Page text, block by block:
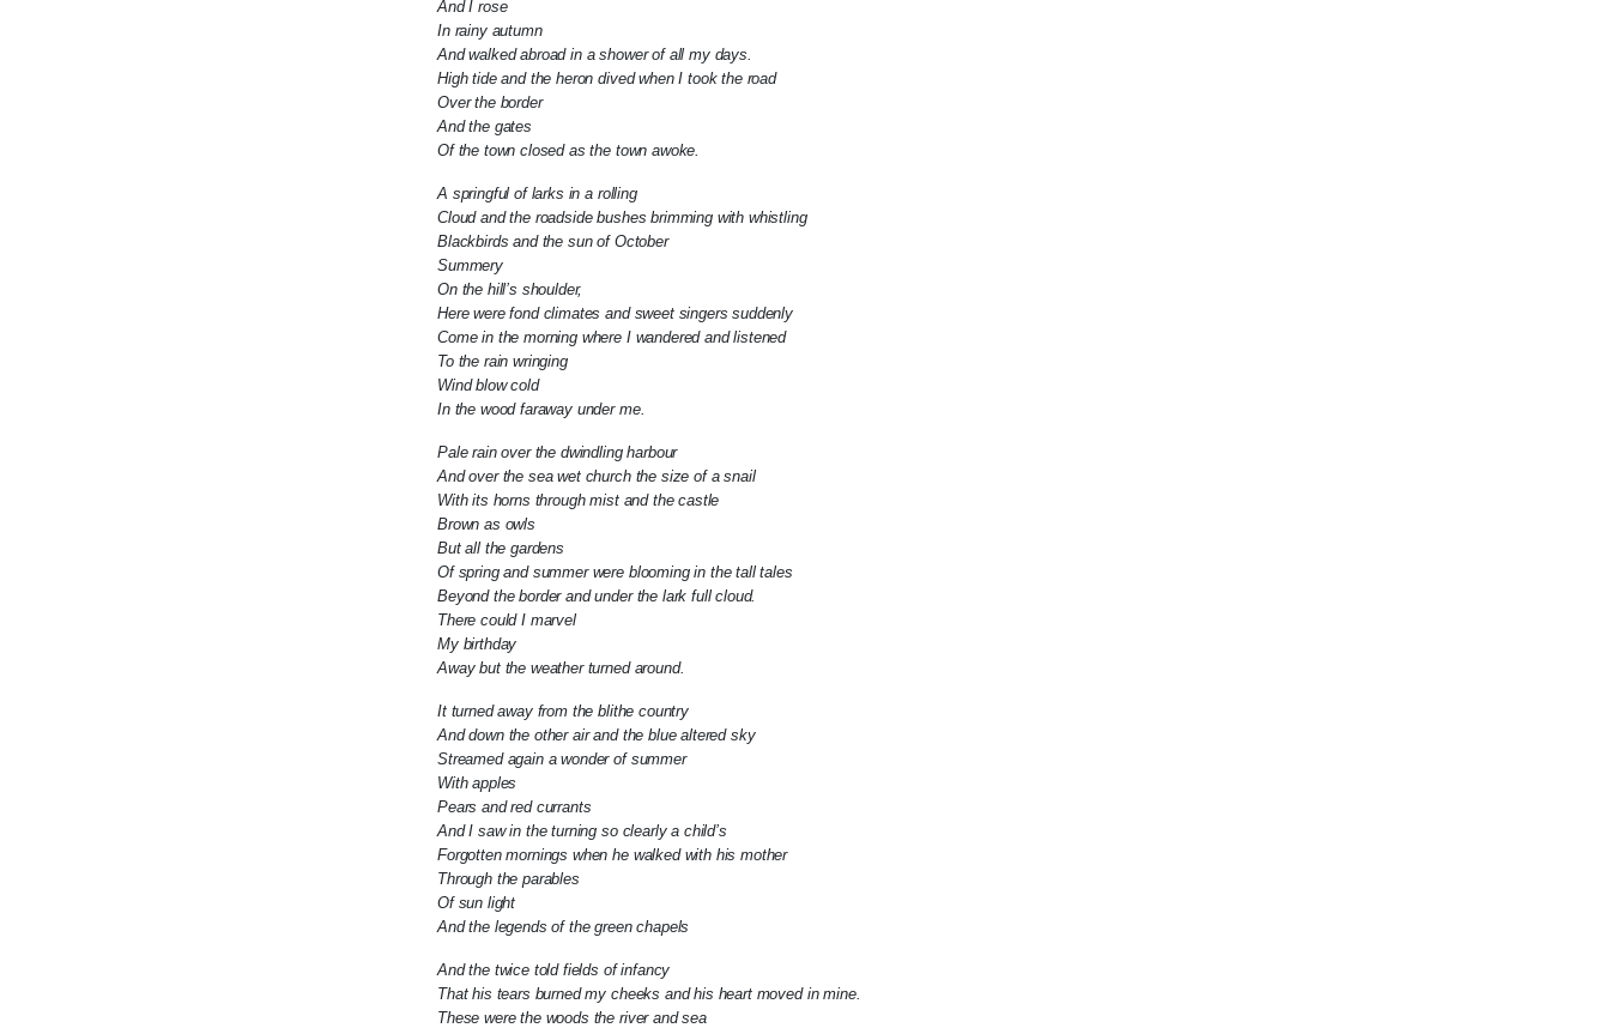
And I rose
In rainy autumn
And walked abroad in a shower of all my days.
High tide and the heron dived when I took the road
Over the border
And the gates
Of the town closed as the town awoke.
A springful of larks in a rolling
Cloud and the roadside bushes brimming with whistling
Blackbirds and the sun of October
Summery
On the hill’s shoulder,
Here were fond climates and sweet singers suddenly
Come in the morning where I wandered and listened
To the rain wringing
Wind blow cold
In the wood faraway under me.
Pale rain over the dwindling harbour
And over the sea wet church the size of a snail
With its horns through mist and the castle
Brown as owls
But all the gardens
Of spring and summer were blooming in the tall tales
Beyond the border and under the lark full cloud.
There could I marvel
My birthday
Away but the weather turned around.
It turned away from the blithe country
And down the other air and the blue altered sky
Streamed again a wonder of summer
With apples
Pears and red currants
And I saw in the turning so clearly a child’s
Forgotten mornings when he walked with his mother
Through the parables
Of sun light
And the legends of the green chapels
And the twice told fields of infancy
That his tears burned my cheeks and his heart moved in mine.
These were the woods the river and sea